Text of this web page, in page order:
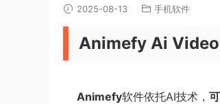
2025-08-13 手机软件
Animefy Ai Video
Animefy软件依托AI技术，